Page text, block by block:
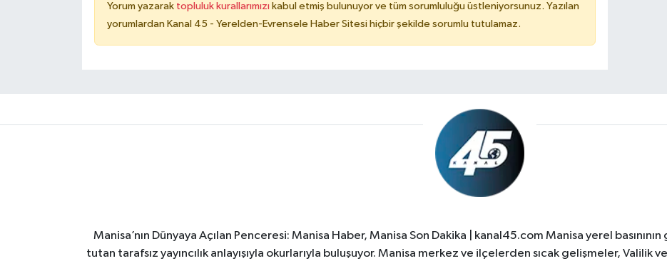
Yorum yazarak topluluk kurallarımızı kabul etmiş bulunuyor ve tüm sorumluluğu üstleniyorsunuz. Yazılan
yorumlardan Kanal 45 - Yerelden-Evrensele Haber Sitesi hiçbir şekilde sorumlu tutulamaz.
Manisa’nın Dünyaya Açılan Penceresi: Manisa Haber, Manisa Son Dakika | kanal45.com Manisa yerel
tutan tarafsız yayıncılık anlayışıyla okurlarıyla buluşuyor. Manisa merkez ve ilçelerden sıcak gelişmeler, Valilik